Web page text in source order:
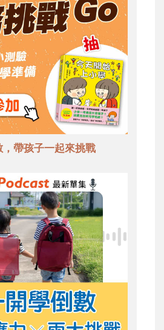
，帶孩子一起來挑戰